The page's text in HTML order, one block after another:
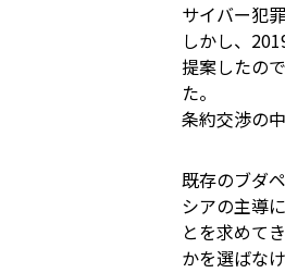
サイバー犯
しかし、
提案したの
た。
条約交渉の
既存のブダ
シアの主導
とを求めて
かを選ばな